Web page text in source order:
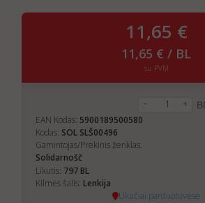
11,65 €
11,65 € / BL
su PVM
BL
EAN Kodas: 5900189500580
Kodas: SOL SLŠ00496
Gamintojas/Prekinis ženklas:
Solidarnošč
Likutis: 797 BL
Kilmės šalis: Lenkija
Likučiai parduotuvėse